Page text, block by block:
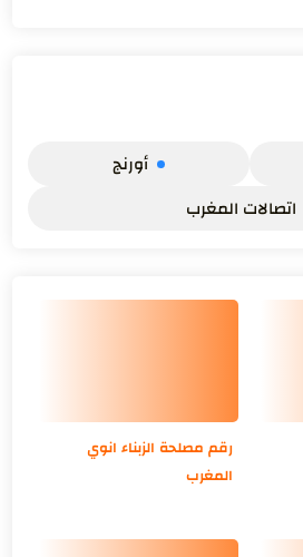
أورنج
اتصالات المغرب
رقم مصلحة الزبناء انوي
المغرب